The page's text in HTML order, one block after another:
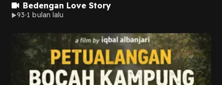
Bedengan Love Story
93 1 bulan lalu